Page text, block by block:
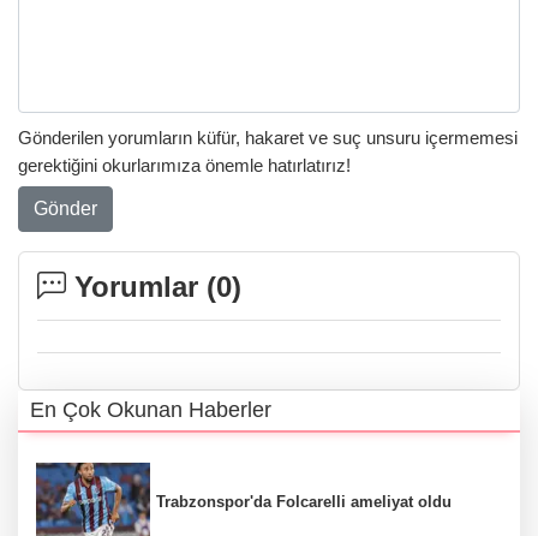
Gönderilen yorumların küfür, hakaret ve suç unsuru içermemesi
gerektiğini okurlarımıza önemle hatırlatırız!
Gönder
Yorumlar (0)
En Çok Okunan Haberler
Trabzonspor'da Folcarelli ameliyat oldu